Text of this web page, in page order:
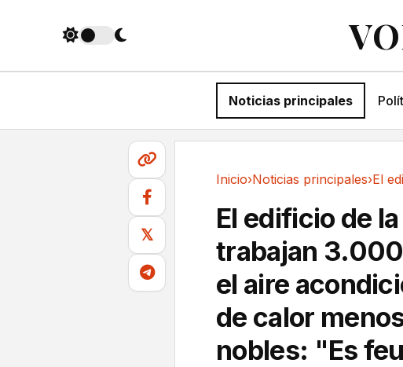
Noticias principales
𝕏
Inicio›Noticias principales›
El edificio de
trabajan
el aire
de calor
nobles: "Es